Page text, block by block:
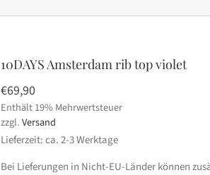
10DAYS Amsterdam rib top violet
€69,90
Enthält 19% Mehrwertsteuer
zzgl.Versand
Lieferzeit: ca. 2-3 Werktage
Bei Lieferungen in Nicht-EU-Länder können